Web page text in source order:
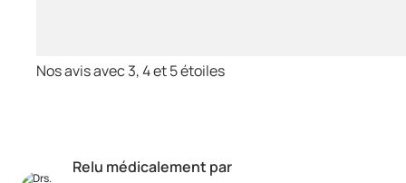
Relu médicalement par
Nos avis avec 3, 4 et 5 étoiles